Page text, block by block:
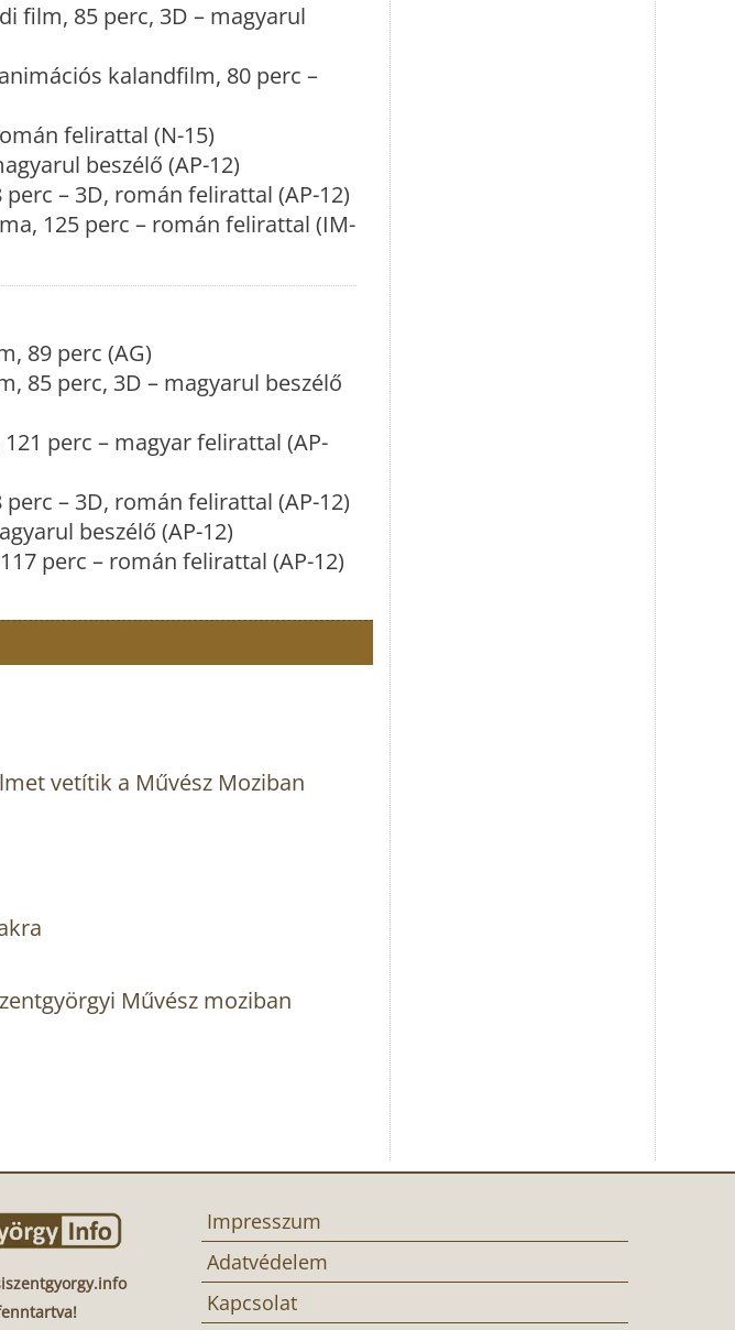
film, 85 perc, 3D – magyarul
kalandfilm, 80 perc –
felirattal (N-15)
beszélő (AP-12)
– 3D, román felirattal (AP-12)
125 perc – román felirattal (IM-
89 perc (AG)
85 perc, 3D – magyarul beszélő
perc – magyar felirattal (AP-
– 3D, román felirattal (AP-12)
beszélő (AP-12)
perc – román felirattal (AP-12)
vetítik a Művész Moziban
Művész moziban
Impresszum
Adatvédelem
Kapcsolat